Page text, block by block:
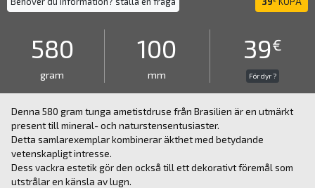
580
gram
100
mm
39€
För dyr ?
Denna 580 gram tunga ametistdruse från Brasilien är en utmärkt
present till mineral- och naturstensentusiaster.
Detta samlarexemplar kombinerar äkthet med betydande
vetenskapligt intresse.
Dess vackra estetik gör den också till ett dekorativt föremål som
utstrålar en känsla av lugn.